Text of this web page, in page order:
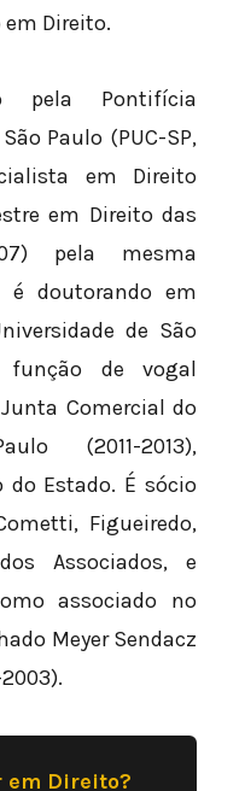
Direito.
pela Pontifícia
Paulo (PUC-SP,
em Direito
em Direito das
pela mesma
é doutorando em
de São
função de vogal
Comercial do
(2011-2013),
do Estado. É sócio
Figueiredo,
Associados, e
associado no
Meyer Sendacz
em Direito?